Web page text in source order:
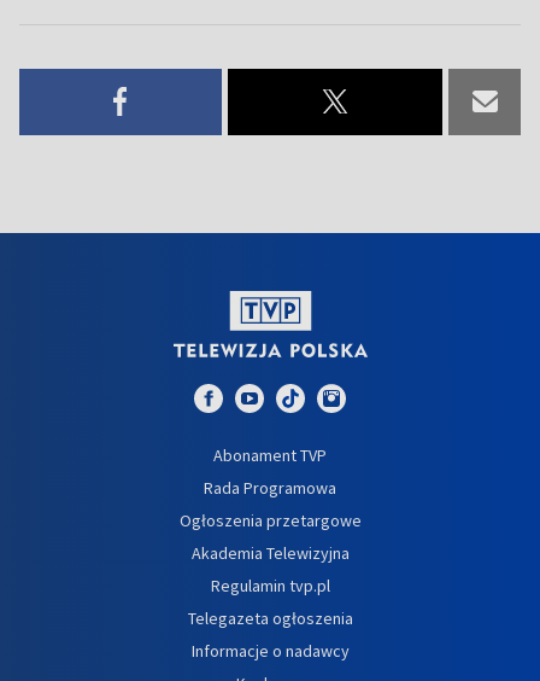
Abonament TVP
Rada Programowa
Ogłoszenia przetargowe
Akademia Telewizyjna
Regulamin tvp.pl
Telegazeta ogłoszenia
Informacje o nadawcy